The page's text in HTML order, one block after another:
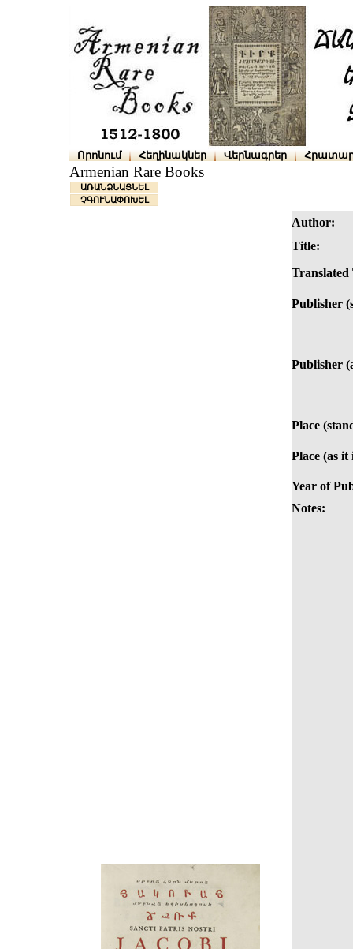
Որոնում Հեղինակներ Վերնագրեր
Armenian Rare Books
ԱՌԱՆՁՆԱՑՆԵԼ
ՉԳՈՒՆԱՓՈԽԵԼ
Author:
Title:
Translated
Publisher
Publisher
Place
Place (as
Year of
Notes: